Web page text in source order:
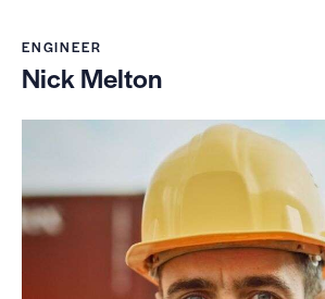
ENGINEER
Nick Melton